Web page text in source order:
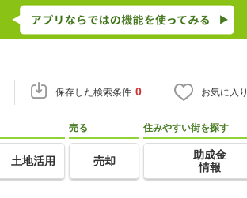
保存した検索条件 0 お気に入り
土地活用
売る
売却
住みやすい街を探す
助成金
情報